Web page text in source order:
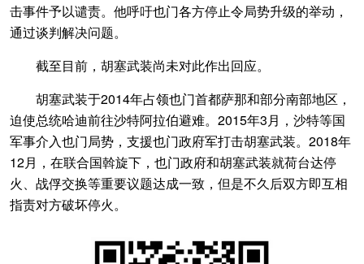
击事件予以谴责。他呼吁也门各方停止令局势升级的举动，
通过谈判解决问题。
截至目前，胡塞武装尚未对此作出回应。
胡塞武装于2014年占领也门首都萨那和部分南部地区，
迫使总统哈迪前往沙特阿拉伯避难。2015年3月，沙特等国
军事介入也门局势，支援也门政府军打击胡塞武装。2018年
12月，在联合国斡旋下，也门政府和胡塞武装就荷台达停
火、战俘交换等重要议题达成一致，但是不久后双方即互相
指责对方破坏停火。